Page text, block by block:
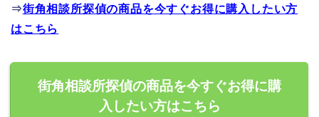
⇒街角相談所探偵の商品を今すぐお得に購入したい方
はこちら
街角相談所探偵の商品を今すぐお得に購
入したい方はこちら